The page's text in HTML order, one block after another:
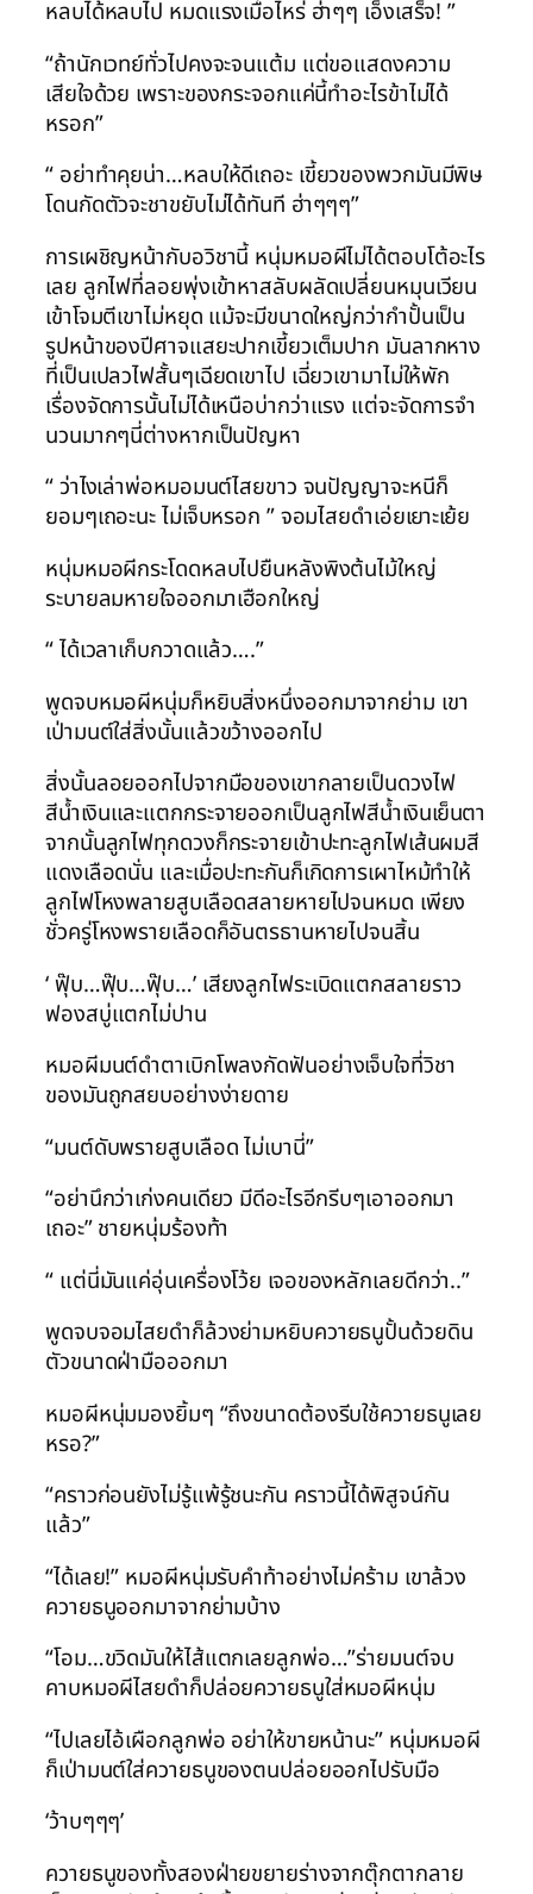
หลบได้หลบไป หมดแรงเมื่อไหร่ ฮ่าๆๆ เอ็งเสร็จ! ”
“ถ้านักเวทย์ทั่วไปคงจะจนแต้ม แต่ขอแสดงความ
เสียใจด้วย เพราะของกระจอกแค่นี้ทำอะไรข้าไม่ได้
หรอก”
“ อย่าทำคุยน่า…หลบให้ดีเถอะ เขี้ยวของพวกมันมีพิษ
โดนกัดตัวจะชาขยับไม่ได้ทันที ฮ่าๆๆๆ”
การเผชิญหน้ากับอวิชานี้ หนุ่มหมอผีไม่ได้ตอบโต้อะไร
เลย ลูกไฟที่ลอยพุ่งเข้าหาสลับผลัดเปลี่ยนหมุนเวียน
เข้าโจมตีเขาไม่หยุด แม้จะมีขนาดใหญ่กว่ากำปั้นเป็น
รูปหน้าของปีศาจแสยะปากเขี้ยวเต็มปาก มันลากหาง
ที่เป็นเปลวไฟสั้นๆเฉียดเขาไป เฉี่ยวเขามาไม่ให้พัก
เรื่องจัดการนั้นไม่ได้เหนือบ่ากว่าแรง แต่จะจัดการจำ
นวนมากๆนี่ต่างหากเป็นปัญหา
“ ว่าไงเล่าพ่อหมอมนต์ไสยขาว จนปัญญาจะหนีก็
ยอมๆเถอะนะ ไม่เจ็บหรอก ” จอมไสยดำเอ่ยเยาะเย้ย
หนุ่มหมอผีกระโดดหลบไปยืนหลังพิงต้นไม้ใหญ่
ระบายลมหายใจออกมาเฮือกใหญ่
“ ได้เวลาเก็บกวาดแล้ว….”
พูดจบหมอผีหนุ่มก็หยิบสิ่งหนึ่งออกมาจากย่าม เขา
เป่ามนต์ใส่สิ่งนั้นแล้วขว้างออกไป
สิ่งนั้นลอยออกไปจากมือของเขากลายเป็นดวงไฟ
สีน้ำเงินและแตกกระจายออกเป็นลูกไฟสีน้ำเงินเย็นตา
จากนั้นลูกไฟทุกดวงก็กระจายเข้าปะทะลูกไฟเส้นผมสี
แดงเลือดนั่น และเมื่อปะทะกันก็เกิดการเผาไหม้ทำให้
ลูกไฟโหงพลายสูบเลือดสลายหายไปจนหมด เพียง
ชั่วครู่โหงพรายเลือดก็อันตรธานหายไปจนสิ้น
‘ ฟุ๊บ…ฟุ๊บ…ฟุ๊บ…’ เสียงลูกไฟระเบิดแตกสลายราว
ฟองสบู่แตกไม่ปาน
หมอผีมนต์ดำตาเบิกโพลงกัดฟันอย่างเจ็บใจที่วิชา
ของมันถูกสยบอย่างง่ายดาย
“มนต์ดับพรายสูบเลือด ไม่เบานี่”
“อย่านึกว่าเก่งคนเดียว มีดีอะไรอีกรีบๆเอาออกมา
เถอะ” ชายหนุ่มร้องท้า
“ แต่นี่มันแค่อุ่นเครื่องโว้ย เจอของหลักเลยดีกว่า..”
พูดจบจอมไสยดำก็ล้วงย่ามหยิบควายธนูปั้นด้วยดิน
ตัวขนาดฝ่ามือออกมา
หมอผีหนุ่มมองยิ้มๆ “ถึงขนาดต้องรีบใช้ควายธนูเลย
หรอ?”
“คราวก่อนยังไม่รู้แพ้รู้ชนะกัน คราวนี้ได้พิสูจน์กัน
แล้ว”
“ได้เลย!” หมอผีหนุ่มรับคำท้าอย่างไม่คร้าม เขาล้วง
ควายธนูออกมาจากย่ามบ้าง
“โอม…ขวิดมันให้ไส้แตกเลยลูกพ่อ…”ร่ายมนต์จบ
คาบหมอผีไสยดำก็ปล่อยควายธนูใส่หมอผีหนุ่ม
“ไปเลยไอ้เผือกลูกพ่อ อย่าให้ขายหน้านะ” หนุ่มหมอผี
ก็เป่ามนต์ใส่ควายธนูของตนปล่อยออกไปรับมือ
‘ว้าบๆๆๆ’
ควายธนูของทั้งสองฝ่ายขยายร่างจากตุ๊กตากลาย